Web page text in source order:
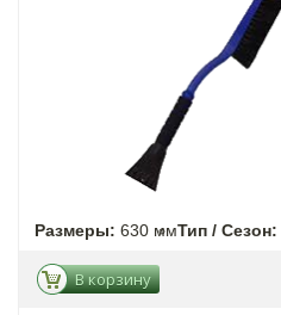
Размеры: 630 ммТип / Сезон:
В корзину